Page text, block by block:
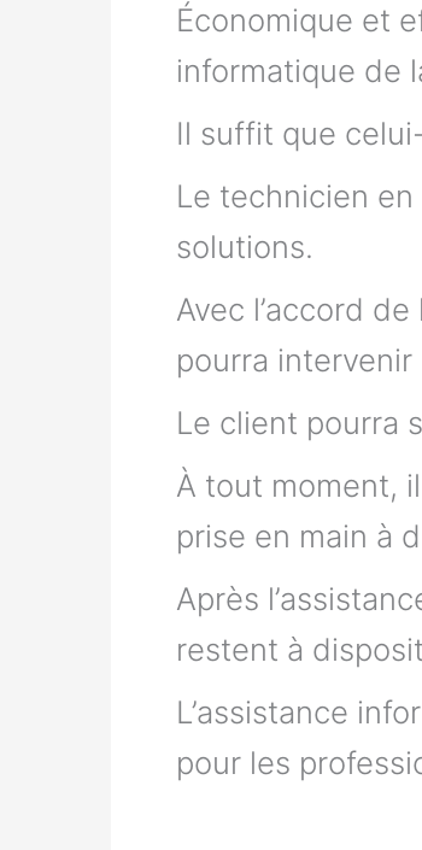
Économique et
informatique de
Il suffit que
Le technicien
solutions.
Avec l’accord
pourra
Le client pourra
À tout moment,
prise en main à
Après
restent à
L’assistance
pour les